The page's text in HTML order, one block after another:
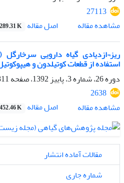
27113
مشاهده مقاله
اصل مقاله 289.31 K
استفاده از قطعات کوتیلدون و
دوره 26، شماره 3، پاییز 1392، صفحه
319
2638
مشاهده مقاله
اصل مقاله 452.46 K
مقالات آماده انتشار
شماره جاری